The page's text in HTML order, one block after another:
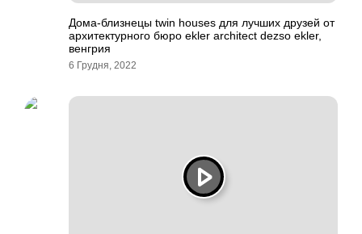
Дома-близнецы twin houses для лучших друзей от
архитектурного бюро ekler architect dezso ekler,
венгрия
6 Грудня, 2022